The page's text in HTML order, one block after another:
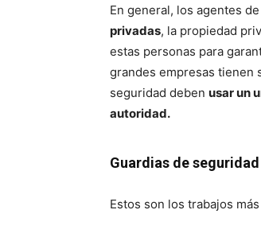
En general, los agentes
privadas, la propiedad
estas personas para
grandes empresas tienen
seguridad deben usar un
autoridad.
Guardias de
Estos son los trabajos